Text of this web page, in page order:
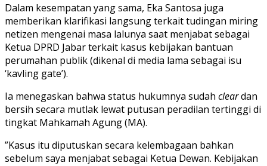
​Dalam kesempatan yang sama, Eka Santosa juga
memberikan klarifikasi langsung terkait tudingan miring
netizen mengenai masa lalunya saat menjabat sebagai
Ketua DPRD Jabar terkait kasus kebijakan bantuan
perumahan publik (dikenal di media lama sebagai isu
‘kavling gate’).
​Ia menegaskan bahwa status hukumnya sudah cleardan
bersih secara mutlak lewat putusan peradilan tertinggi di
tingkat Mahkamah Agung (MA).
​”Kasus itu diputuskan secara kelembagaan bahkan
sebelum saya menjabat sebagai Ketua Dewan. Kebijakan